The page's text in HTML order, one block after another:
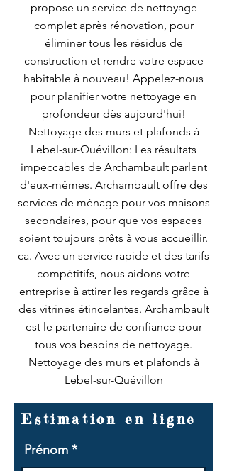
propose un service de nettoyage
complet après rénovation, pour
éliminer tous les résidus de
construction et rendre votre espace
habitable à nouveau! Appelez-nous
pour planifier votre nettoyage en
profondeur dès aujourd'hui!
Nettoyage des murs et plafonds à
Lebel-sur-Quévillon: Les résultats
impeccables de Archambault parlent
d'eux-mêmes. Archambault offre des
services de ménage pour vos maisons
secondaires, pour que vos espaces
soient toujours prêts à vous accueillir.
ca. Avec un service rapide et des tarifs
compétitifs, nous aidons votre
entreprise à attirer les regards grâce à
des vitrines étincelantes. Archambault
est le partenaire de confiance pour
tous vos besoins de nettoyage.
Nettoyage des murs et plafonds à
Lebel-sur-Quévillon
Estimation en ligne
Prénom